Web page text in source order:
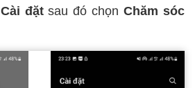
Cài đặtsau đó chọnChăm sóc